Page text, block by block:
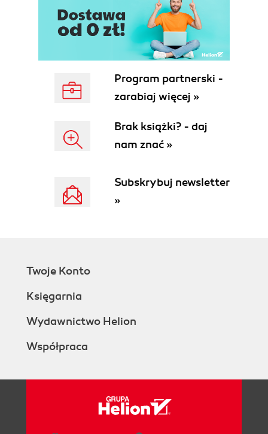
Program partnerski -
zarabiaj więcej »
Brak książki? - daj
nam znać »
Subskrybuj newsletter
»
Twoje Konto
Księgarnia
Wydawnictwo Helion
Współpraca